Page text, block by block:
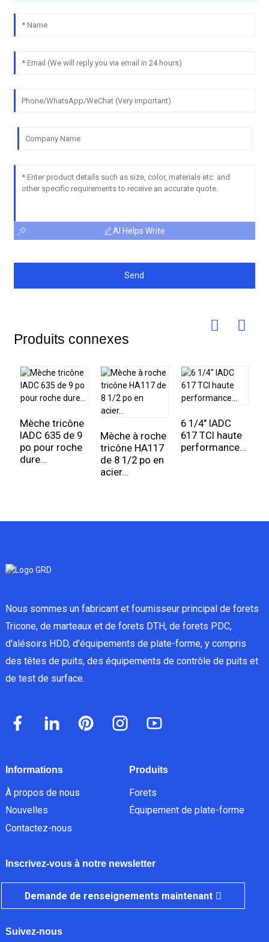
AI Helps Write
Send
Produits connexes
Mèche tricône
IADC 635 de 9
po pour roche
dure...
Mèche à roche
tricône HA117
de 8 1/2 po en
acier...
6 1/4" IADC
617 TCI haute
performance...
Nous sommes un fabricant et fournisseur principal de forets
Tricone, de marteaux et de forets DTH, de forets PDC,
d'alésoirs HDD, d'équipements de plate-forme, y compris
des têtes de puits, des équipements de contrôle de puits et
de test de surface.
Informations
À propos de nous
Nouvelles
Contactez-nous
Produits
Forets
Équipement de plate-forme
Inscrivez-vous à notre newsletter
Demande de renseignements maintenant
Suivez-nous